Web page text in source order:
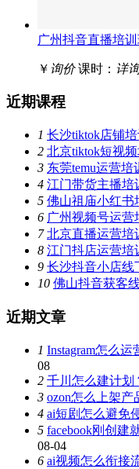
广州抖音直播培
￥ 询价 课时： 详
近期课程
1 长沙tiktok店铺
2 北京tiktok短视
3 东莞temu运营培
4 江门带货主播培
5 佛山祖庙小红书
6 广州视频号运营
7 北京直播运营培
8 江门抖店运营培
9 长沙抖音小店线
10 佛山抖音获客
近期文章
1 Instagram怎么
08
2 千川怎么建计划
3 ozon怎么上架产
4 ai短剧怎么避免
5 facebook刚创建
08-04
6 ai视频怎么衔接